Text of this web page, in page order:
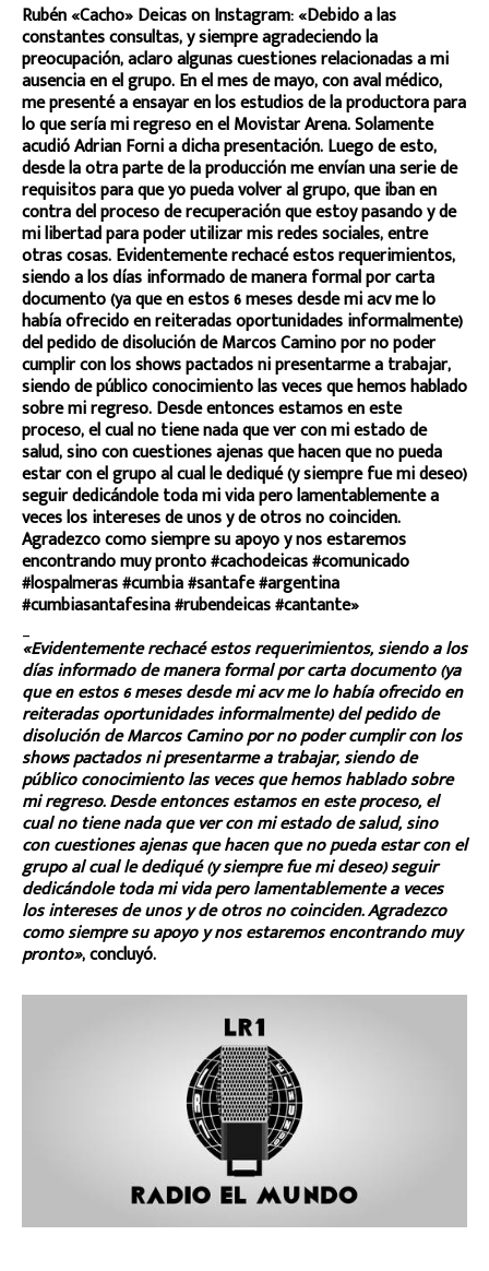
Rubén «Cacho» Deicas on Instagram: «Debido a las
constantes consultas, y siempre agradeciendo la
preocupación, aclaro algunas cuestiones relacionadas a mi
ausencia en el grupo. En el mes de mayo, con aval médico,
me presenté a ensayar en los estudios de la productora para
lo que sería mi regreso en el Movistar Arena. Solamente
acudió Adrian Forni a dicha presentación. Luego de esto,
desde la otra parte de la producción me envían una serie de
requisitos para que yo pueda volver al grupo, que iban en
contra del proceso de recuperación que estoy pasando y de
mi libertad para poder utilizar mis redes sociales, entre
otras cosas. Evidentemente rechacé estos requerimientos,
siendo a los días informado de manera formal por carta
documento (ya que en estos 6 meses desde mi acv me lo
había ofrecido en reiteradas oportunidades informalmente)
del pedido de disolución de Marcos Camino por no poder
cumplir con los shows pactados ni presentarme a trabajar,
siendo de público conocimiento las veces que hemos hablado
sobre mi regreso. Desde entonces estamos en este
proceso, el cual no tiene nada que ver con mi estado de
salud, sino con cuestiones ajenas que hacen que no pueda
estar con el grupo al cual le dediqué (y siempre fue mi deseo)
seguir dedicándole toda mi vida pero lamentablemente a
veces los intereses de unos y de otros no coinciden.
Agradezco como siempre su apoyo y nos estaremos
encontrando muy pronto #cachodeicas #comunicado
#lospalmeras #cumbia #santafe #argentina
#cumbiasantafesina #rubendeicas #cantante»
«Evidentemente rechacé estos requerimientos, siendo a los
días informado de manera formal por carta documento (ya
que en estos 6 meses desde mi acv me lo había ofrecido en
reiteradas oportunidades informalmente) del pedido de
disolución de Marcos Camino por no poder cumplir con los
shows pactados ni presentarme a trabajar, siendo de
público conocimiento las veces que hemos hablado sobre
mi regreso. Desde entonces estamos en este proceso, el
cual no tiene nada que ver con mi estado de salud, sino
con cuestiones ajenas que hacen que no pueda estar con el
grupo al cual le dediqué (y siempre fue mi deseo) seguir
dedicándole toda mi vida pero lamentablemente a veces
los intereses de unos y de otros no coinciden. Agradezco
como siempre su apoyo y nos estaremos encontrando muy
pronto», concluyó.